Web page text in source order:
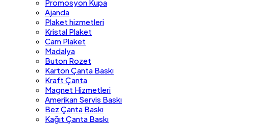
Promosyon Kupa
Ajanda
Plaket hizmetleri
Kristal Plaket
Cam Plaket
Madalya
Buton Rozet
Karton Çanta Baskı
Kraft Çanta
Magnet Hizmetleri
Amerikan Servis Baskı
Bez Çanta Baskı
Kağıt Çanta Baskı